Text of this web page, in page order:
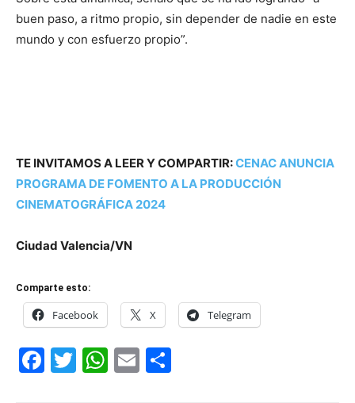
buen paso, a ritmo propio, sin depender de nadie en este
mundo y con esfuerzo propio”.
TE INVITAMOS A LEER Y COMPARTIR:CENAC ANUNCIA
PROGRAMA DE FOMENTO A LA PRODUCCIÓN
CINEMATOGRÁFICA 2024
Ciudad Valencia/VN
Comparte esto:
Facebook X Telegram
Facebook
Twitter
WhatsApp
Email